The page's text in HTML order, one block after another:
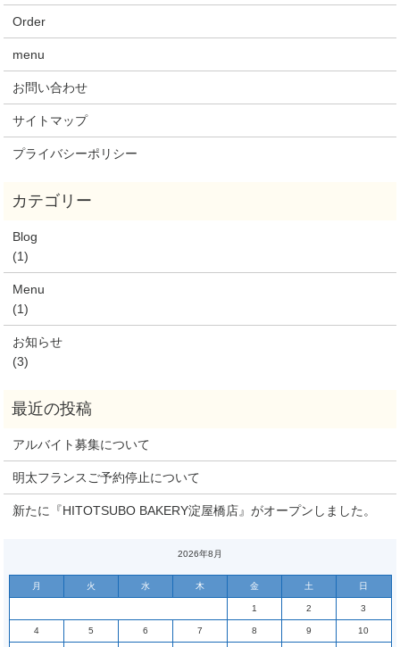
Order
menu
お問い合わせ
サイトマップ
プライバシーポリシー
Blog
(1)
Menu
(1)
お知らせ
(3)
アルバイト募集について
明太フランスご予約停止について
新たに『HITOTSUBO BAKERY淀屋橋店』がオープンしました。
2026年8月
月 火 水 木 金 土 日
1 2 3
4 5 6 7 8 9 10